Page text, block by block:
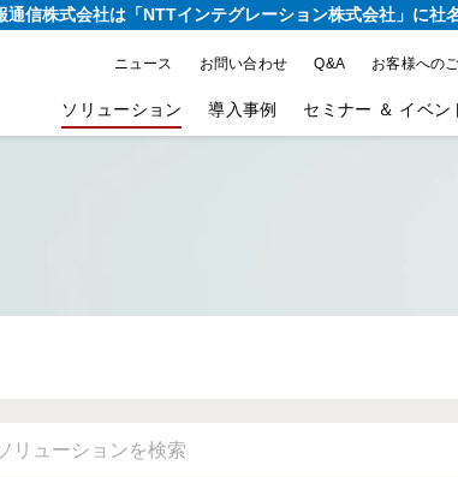
通信株式会社は「NTTインテグレーション株式会社」に社
ニュース お問い合わせ Q&A お客様への
ソリューション 導入事例 セミナー ＆ イベン